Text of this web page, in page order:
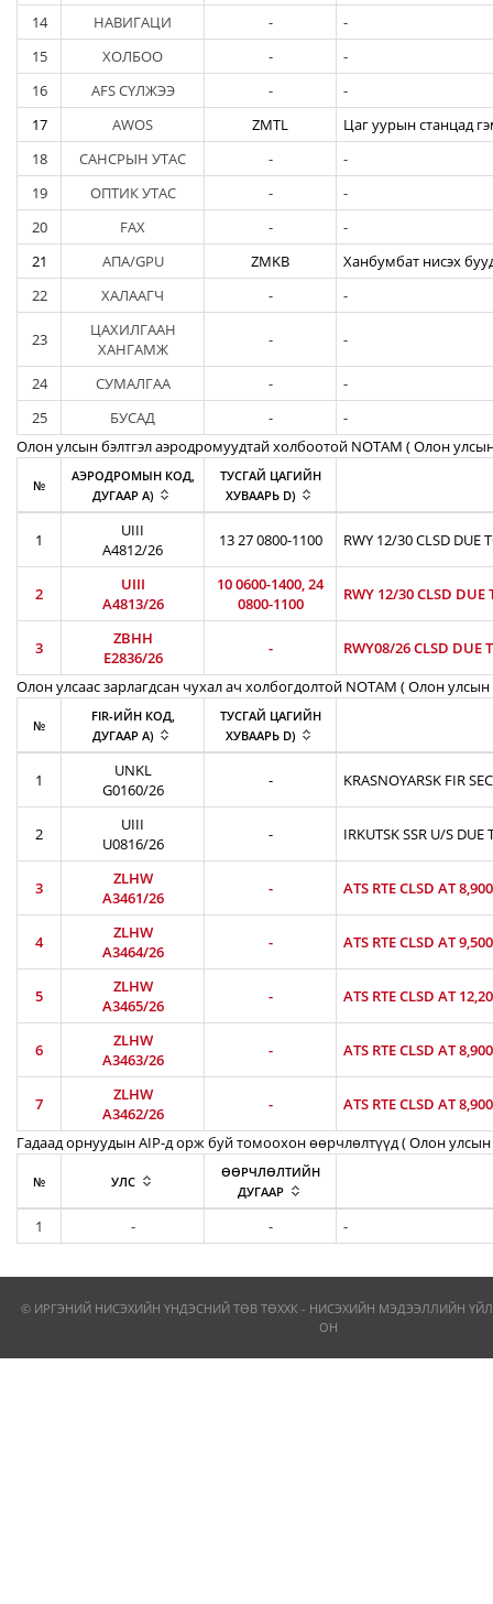
14 НАВИГАЦИ -
-
15
ХОЛБОО -
-
16
AFS СҮЛЖЭЭ -
-
17
AWOS ZMTL
Цаг уурын станцад
18
САНСРЫН УТАС -
-
19
ОПТИК УТАС -
-
20
FAX -
-
21
АПА/GPU ZMKB
Ханбумбат нисэх
22
ХАЛААГЧ - -
23
ЦАХИЛГААН
ХАНГАМЖ
- -
24 СУМАЛГАА -
-
25
БУСАД -
-
Олон улсын бэлтгэл аэродромуудтай холбоотой NOTAM ( Oлон
№
АЭРОДРОМЫН КОД,
ДУГААР A)
ТУСГАЙ ЦАГИЙН
ХУВААРЬ D)
1
UIII
A4812/26
13 27 0800-1100 RWY 12/30 CLSD DUE
2
UIII
A4813/26
10 0600-1400, 24
0800-1100
RWY 12/30 CLSD DUE
3
ZBHH
E2836/26
-
RWY08/26 CLSD DUE
Олон улсаас зарлагдсан чухал ач холбогдолтой NOTAM ( Олон улсын
№
FIR-ИЙН КОД,
ДУГААР A)
ТУСГАЙ ЦАГИЙН
ХУВААРЬ D)
1
UNKL
G0160/26
- KRASNOYARSK FIR
2
UIII
U0816/26
- IRKUTSK SSR U/S DUE
3
ZLHW
A3461/26
- ATS RTE CLSD AT
4
ZLHW
A3464/26
- ATS RTE CLSD AT
5
ZLHW
A3465/26
- ATS RTE CLSD AT
6
ZLHW
A3463/26
- ATS RTE CLSD AT
7
ZLHW
A3462/26
-
ATS RTE CLSD AT
Гадаад орнуудын AIP-д орж буй томоохон өөрчлөлтүүд ( Олон улсын
№ УЛС
ӨӨРЧЛӨЛТИЙН
ДУГААР
1 - - -
© ИРГЭНИЙ НИСЭХИЙН ҮНДЭСНИЙ ТӨВ ТӨХХК - НИСЭХИЙН МЭДЭЭЛЛИЙН
ОН